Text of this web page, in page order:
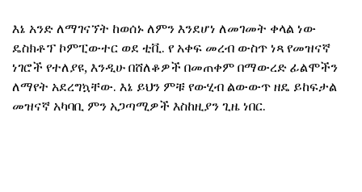
እኔ አንድ ለማገናኘት ከወሰኑ ለምን እንደሆነ ለመገመት ቀላል ነው
ዴስክቶፕ ኮምፒውተር ወደ ቲቪ. የ አቀፍ መረብ ውስጥ ነጻ የመዝናኛ
ነገሮች የተለያዩ, እንዲሁ በሸለቆዎች በመጠቀም በማውረድ ፊልሞችን
ለማየት አደረግኳቸው. እኔ ይህን ምቹ የውሂብ ልውውጥ ዘዴ ይከፍታል
መዝናኛ አካባቢ ምን አጋጣሚዎች እስከዚያን ጊዜ ነበር.